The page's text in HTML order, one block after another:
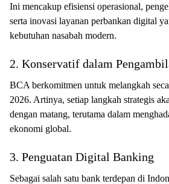
Ini mencakup efisiensi operasional,
serta inovasi layanan perbankan digital
kebutuhan nasabah modern.
2. Konservatif dalam
BCA berkomitmen untuk melangkah
2026. Artinya, setiap langkah strategis
dengan matang, terutama dalam
ekonomi global.
3. Penguatan Digital Banking
Sebagai salah satu bank terdepan di